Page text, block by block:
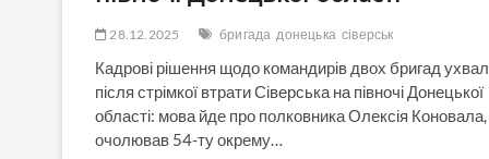
28.12.2025 бригада донецька сіверськ
Кадрові рішення щодо командирів двох бригад
після стрімкої втрати Сіверська на півночі Донецької
області: мова йде про полковника Олексія
очолював 54-ту окрему…